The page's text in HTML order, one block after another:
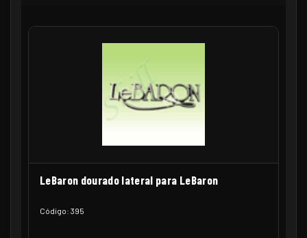
LeBaron dourado lateral para LeBaron
Código: 395